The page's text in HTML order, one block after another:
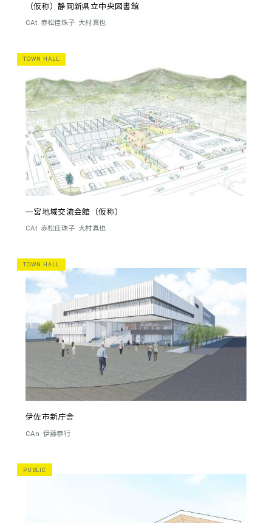
（仮称）静岡新県立中央図書館
CAt 赤松佳珠子 大村真也
TOWN HALL
一宮地域交流会館（仮称）
CAt 赤松佳珠子 大村真也
TOWN HALL
伊佐市新庁舎
CAn 伊藤恭行
PUBLIC